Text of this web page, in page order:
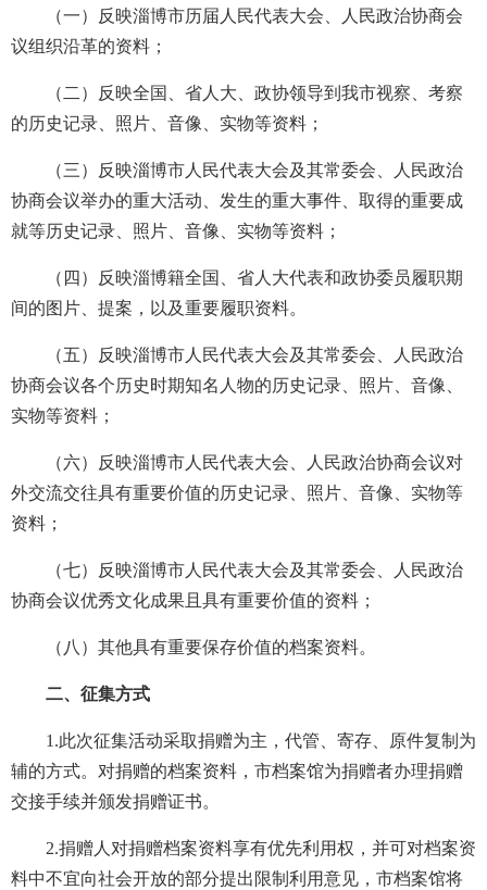
（一）反映淄博市历届人民代表大会、人民政治协商会
议组织沿革的资料；
（二）反映全国、省人大、政协领导到我市视察、考察
的历史记录、照片、音像、实物等资料；
（三）反映淄博市人民代表大会及其常委会、人民政治
协商会议举办的重大活动、发生的重大事件、取得的重要成
就等历史记录、照片、音像、实物等资料；
（四）反映淄博籍全国、省人大代表和政协委员履职期
间的图片、提案，以及重要履职资料。
（五）反映淄博市人民代表大会及其常委会、人民政治
协商会议各个历史时期知名人物的历史记录、照片、音像、
实物等资料；
（六）反映淄博市人民代表大会、人民政治协商会议对
外交流交往具有重要价值的历史记录、照片、音像、实物等
资料；
（七）反映淄博市人民代表大会及其常委会、人民政治
协商会议优秀文化成果且具有重要价值的资料；
（八）其他具有重要保存价值的档案资料。
二、征集方式
1.此次征集活动采取捐赠为主，代管、寄存、原件复制为
辅的方式。对捐赠的档案资料，市档案馆为捐赠者办理捐赠
交接手续并颁发捐赠证书。
2.捐赠人对捐赠档案资料享有优先利用权，并可对档案资
料中不宜向社会开放的部分提出限制利用意见，市档案馆将